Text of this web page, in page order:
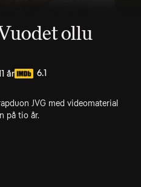
ollu
år 6.1
JVG med videomaterial
på tio år.